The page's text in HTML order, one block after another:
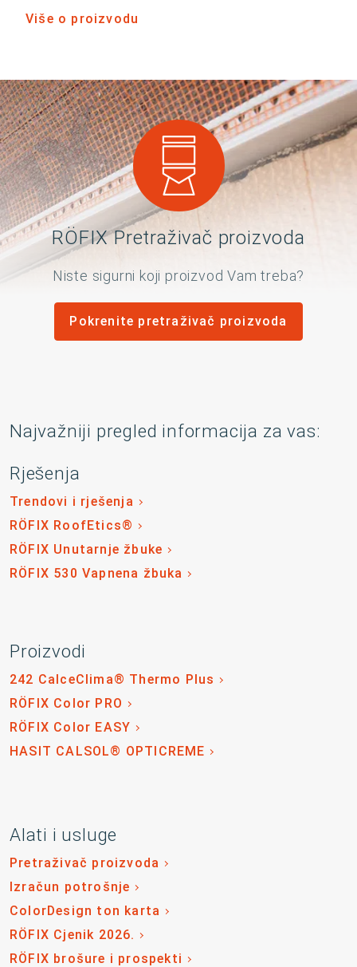
Više o proizvodu
RÖFIX Pretraživač proizvoda
Niste sigurni koji proizvod Vam treba?
Pokrenite pretraživač proizvoda
Najvažniji pregled informacija za vas:
Rješenja
Trendovi i rješenja
RÖFIX RoofEtics®
RÖFIX Unutarnje žbuke
RÖFIX 530 Vapnena žbuka
Proizvodi
242 CalceClima® Thermo Plus
RÖFIX Color PRO
RÖFIX Color EASY
HASIT CALSOL® OPTICREME
Alati i usluge
Pretraživač proizvoda
Izračun potrošnje
ColorDesign ton karta
RÖFIX Cjenik 2026.
RÖFIX brošure i prospekti